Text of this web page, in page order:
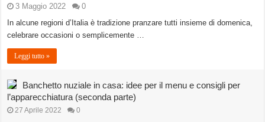
3 Maggio 2022
0
In alcune regioni d’Italia è tradizione pranzare tutti insieme di domenica,
celebrare occasioni o semplicemente …
Leggi tutto »
Banchetto nuziale in casa: idee per il menu e consigli per
l’apparecchiatura (seconda parte)
27 Aprile 2022 0